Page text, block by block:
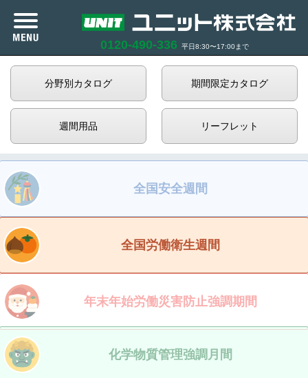
0120-490-336 平日8:30〜17:00まで
商品紹介
企業情報
商品在庫照会
利用規約
プラバシーポリシー
分野別カタログ 期間限定カタログ
週間用品 リーフレット
全国安全週間
全国労働衛生週間
年末年始労働災害防止強調期間
化学物質管理強調月間